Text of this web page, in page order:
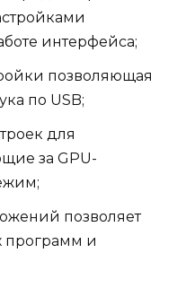
интерфейса;
позволяющая
по USB;
для
за GPU-
позволяет
программ и